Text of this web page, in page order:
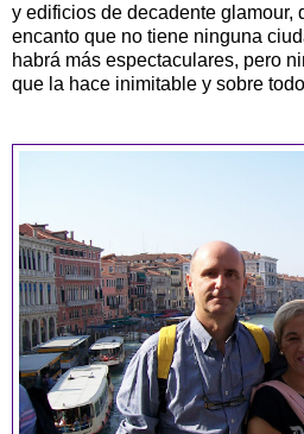
y edificios de decadente glamour,
encanto que no tiene ninguna
habrá más espectaculares, pero
que la hace inimitable y sobre